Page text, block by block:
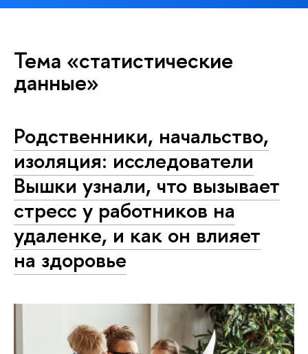
Тема «статистические
данные»
Родственники, начальство,
изоляция: исследователи
Вышки узнали, что вызывает
стресс у работников на
удаленке, и как он влияет
на здоровье